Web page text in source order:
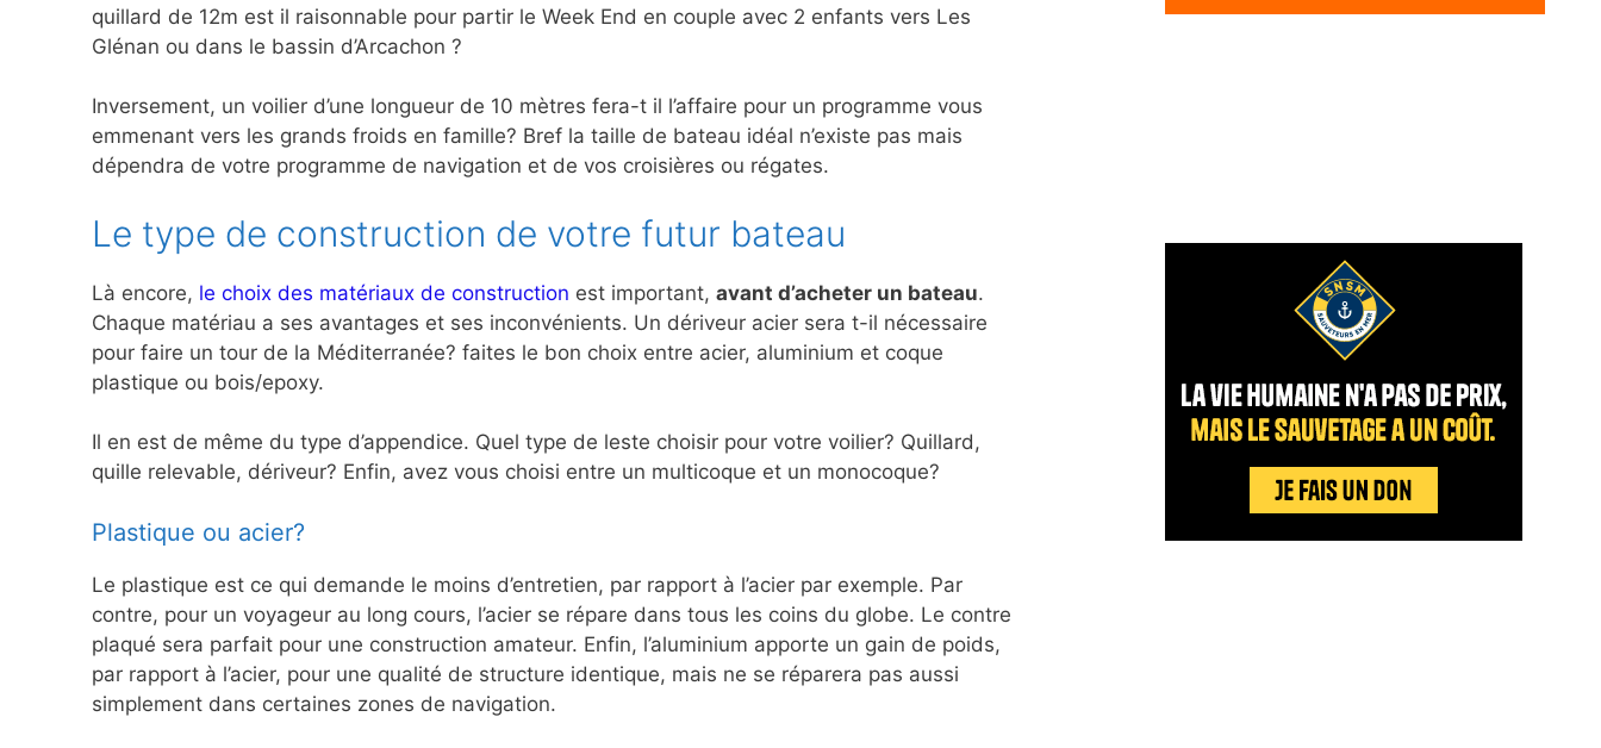
quillard de 12m est il raisonnable pour partir le Week End en couple avec 2 enfants vers Les
Glénan ou dans le bassin d’Arcachon ?
Inversement, un voilier d’une longueur de 10 mètres fera-t il l’affaire pour un programme vous
emmenant vers les grands froids en famille? Bref la taille de bateau idéal n’existe pas mais
dépendra de votre programme de navigation et de vos croisières ou régates.
Le type de construction de votre futur bateau
Là encore, le choix des matériaux de construction est important, avant d’acheter un bateau.
Chaque matériau a ses avantages et ses inconvénients. Un dériveur acier sera t-il nécessaire
pour faire un tour de la Méditerranée? faites le bon choix entre acier, aluminium et coque
plastique ou bois/epoxy.
Il en est de même du type d’appendice. Quel type de leste choisir pour votre voilier? Quillard,
quille relevable, dériveur? Enfin, avez vous choisi entre un multicoque et un monocoque?
Plastique ou acier?
Le plastique est ce qui demande le moins d’entretien, par rapport à l’acier par exemple. Par
contre, pour un voyageur au long cours, l’acier se répare dans tous les coins du globe. Le contre
plaqué sera parfait pour une construction amateur. Enfin, l’aluminium apporte un gain de poids,
par rapport à l’acier, pour une qualité de structure identique, mais ne se réparera pas aussi
simplement dans certaines zones de navigation.